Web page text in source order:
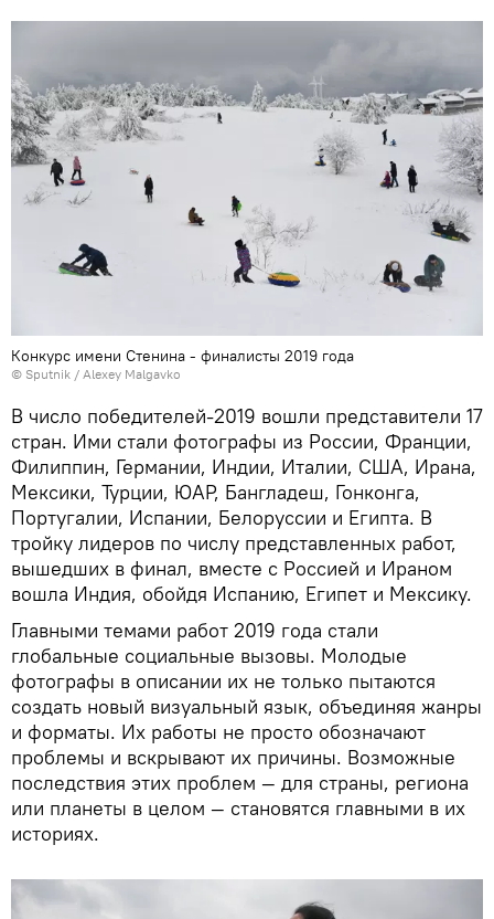
Конкурс имени Стенина - финалисты 2019 года
© Sputnik / Alexey Malgavko
В число победителей-2019 вошли представители 17
стран. Ими стали фотографы из России, Франции,
Филиппин, Германии, Индии, Италии, США, Ирана,
Мексики, Турции, ЮАР, Бангладеш, Гонконга,
Португалии, Испании, Белоруссии и Египта. В
тройку лидеров по числу представленных работ,
вышедших в финал, вместе с Россией и Ираном
вошла Индия, обойдя Испанию, Египет и Мексику.
Главными темами работ 2019 года стали
глобальные социальные вызовы. Молодые
фотографы в описании их не только пытаются
создать новый визуальный язык, объединяя жанры
и форматы. Их работы не просто обозначают
проблемы и вскрывают их причины. Возможные
последствия этих проблем — для страны, региона
или планеты в целом — становятся главными в их
историях.